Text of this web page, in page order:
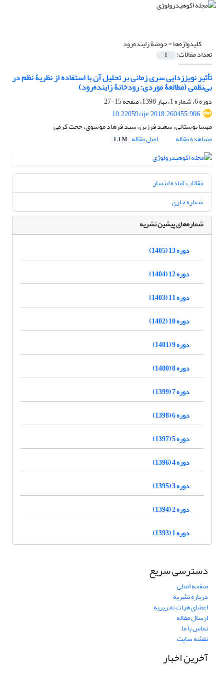
کلیدواژه‌ها =حوضۀ زاینده‌رود‌
تعداد مقالات: 1
تأثیر نویززدایی سری زمانی بر تحلیل آن با استفاده از نظریۀ نظم در
بی‌نظمی (مطالعۀ موردی: رودخانۀ زاینده‌رود)
دوره 6، شماره 1، بهار 1398، صفحه
15-27
10.22059/ije.2018.260455.906
مهسا بوستانی، سعید فرزین، سید فرهاد موسوی، حجت کرمی
مشاهده مقاله
اصل مقاله 1.1 M
مقالات آماده انتشار
شماره جاری
شماره‌های پیشین نشریه
دوره 13 (1405)
دوره 12 (1404)
دوره 11 (1403)
دوره 10 (1402)
دوره 9 (1401)
دوره 8 (1400)
دوره 7 (1399)
دوره 6 (1398)
دوره 5 (1397)
دوره 4 (1396)
دوره 3 (1395)
دوره 2 (1394)
دوره 1 (1393)
دسترسی سریع
صفحه اصلی
درباره نشریه
اعضای هیات تحریریه
ارسال مقاله
تماس با ما
نقشه سایت
آخرین اخبار